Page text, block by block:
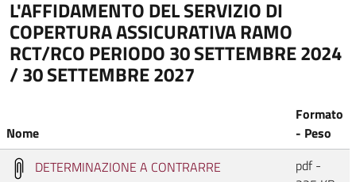
L'AFFIDAMENTO DEL SERVIZIO DI
COPERTURA ASSICURATIVA RAMO
RCT/RCO PERIODO 30 SETTEMBRE 2024
/ 30 SETTEMBRE 2027
Nome
Formato
- Peso
DETERMINAZIONE A CONTRARRE
pdf -